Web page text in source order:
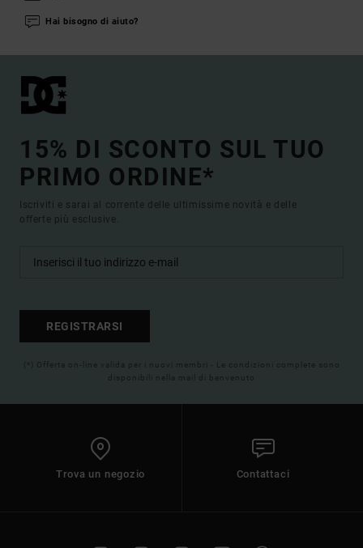
Hai bisogno di aiuto?
15% DI SCONTO SUL TUO
PRIMO ORDINE*
Iscriviti e sarai al corrente delle ultimissime novità e delle
offerte più esclusive.
REGISTRARSI
(*) Offerta on-line valida per i nuovi membri - Le condizioni complete sono
disponibili nella mail di benvenuto
Trova un negozio Contattaci